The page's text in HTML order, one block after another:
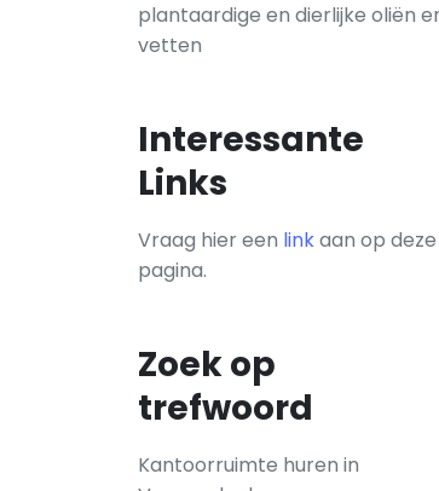
plantaardige en dierlijke oliën
vetten
Interessante
Links
Vraag hier een linkaan op deze
pagina.
Zoek op
trefwoord
Kantoorruimte huren in